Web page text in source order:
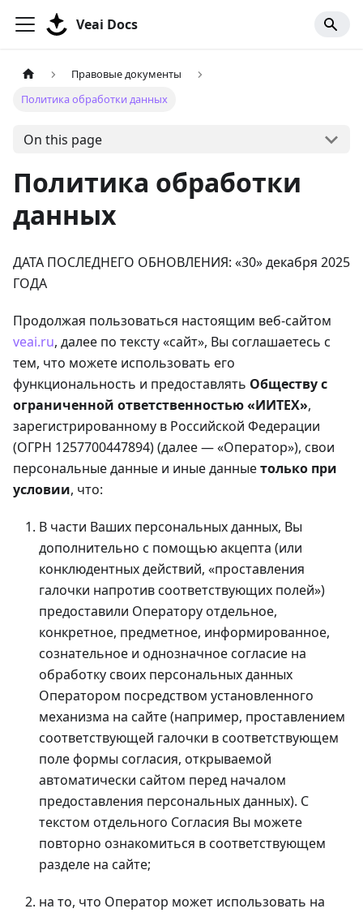
Veai Docs
Правовые документы
Политика обработки данных
On this page
Политика обработки
данных
ДАТА ПОСЛЕДНЕГО ОБНОВЛЕНИЯ: «30» декабря 2025
ГОДА
Продолжая пользоваться настоящим веб-сайтом
veai.ru, далее по тексту «сайт», Вы соглашаетесь с
тем, что можете использовать его
функциональность и предоставлять Обществу с
ограниченной ответственностью «ИИТЕХ»,
зарегистрированному в Российской Федерации
(ОГРН 1257700447894) (далее — «Оператор»), свои
персональные данные и иные данныетолько при
условии, что:
В части Ваших персональных данных, Вы
дополнительно с помощью акцепта (или
конклюдентных действий, «проставления
галочки напротив соответствующих полей»)
предоставили Оператору отдельное,
конкретное, предметное, информированное,
сознательное и однозначное согласие на
обработку своих персональных данных
Оператором посредством установленного
механизма на сайте (например, проставлением
соответствующей галочки в соответствующем
поле формы согласия, открываемой
автоматически сайтом перед началом
предоставления персональных данных). С
текстом отдельного Согласия Вы можете
повторно ознакомиться в соответствующем
разделе на сайте;
на то, что Оператор может использовать на